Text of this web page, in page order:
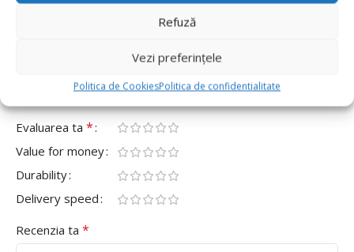
Refuză
Vezi preferințele
Politica de CookiesPolitica de confidentialitate
Fii primul care scrii o recenzie pentru „Pahare De
sunt marcate cu*
Evaluarea ta *
Value for money
Durability
Delivery speed
Recenzia ta *